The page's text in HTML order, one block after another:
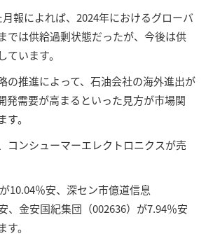
報によれば、2024年におけるグローバ
では供給過剰状態だったが、今後は供
います。
の推進によって、石油会社の海外進出が
発需要が高まるといった見方が市場関
。
コンシューマーエレクトロニクスが売
10.04％安、深セン市億道信息
、金安国紀集団（002636）が7.94％安
。